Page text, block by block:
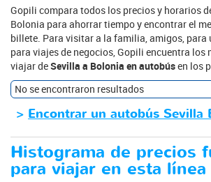
Gopili compara todos los precios y horarios
Bolonia para ahorrar tiempo y encontrar el
billete. Para visitar a la familia, amigos, para
para viajes de negocios, Gopili encuentra los
viajar deSevilla a Bolonia en autobúsen los
No se encontraron resultados
> Encontrar un autobús Sevilla
Histograma de precios
para viajar en esta línea